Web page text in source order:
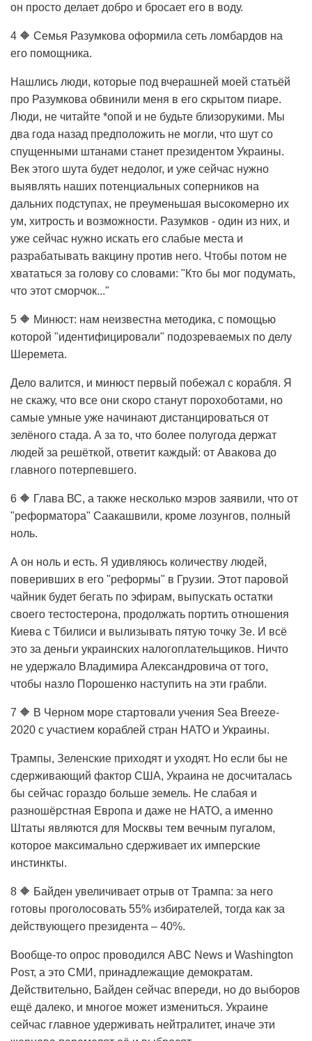
он просто делает добро и бросает его в воду.
4 🔶 Семья Разумкова оформила сеть ломбардов на
его помощника.
Нашлись люди, которые под вчерашней моей статьёй
про Разумкова обвинили меня в его скрытом пиаре.
Люди, не читайте *опой и не будьте близорукими. Мы
два года назад предположить не могли, что шут со
спущенными штанами станет президентом Украины.
Век этого шута будет недолог, и уже сейчас нужно
выявлять наших потенциальных соперников на
дальних подступах, не преуменьшая высокомерно их
ум, хитрость и возможности. Разумков - один из них, и
уже сейчас нужно искать его слабые места и
разрабатывать вакцину против него. Чтобы потом не
хвататься за голову со словами: "Кто бы мог подумать,
что этот сморчок..."
5 🔶 Минюст: нам неизвестна методика, с помощью
которой "идентифицировали" подозреваемых по делу
Шеремета.
Дело валится, и минюст первый побежал с корабля. Я
не скажу, что все они скоро станут порохоботами, но
самые умные уже начинают дистанцироваться от
зелёного стада. А за то, что более полугода держат
людей за решёткой, ответит каждый: от Авакова до
главного потерпевшего.
6 🔶 Глава ВС, а также несколько мэров заявили, что от
"реформатора" Саакашвили, кроме лозунгов, полный
ноль.
А он ноль и есть. Я удивляюсь количеству людей,
поверивших в его "реформы" в Грузии. Этот паровой
чайник будет бегать по эфирам, выпускать остатки
своего тестостерона, продолжать портить отношения
Киева с Тбилиси и вылизывать пятую точку Зе. И всё
это за деньги украинских налогоплательщиков. Ничто
не удержало Владимира Александровича от того,
чтобы назло Порошенко наступить на эти грабли.
7 🔶 В Черном море стартовали учения Sea Breeze-
2020 с участием кораблей стран НАТО и Украины.
Трампы, Зеленские приходят и уходят. Но если бы не
сдерживающий фактор США, Украина не досчиталась
бы сейчас гораздо больше земель. Не слабая и
разношёрстная Европа и даже не НАТО, а именно
Штаты являются для Москвы тем вечным пугалом,
которое максимально сдерживает их имперские
инстинкты.
8 🔶 Байден увеличивает отрыв от Трампа: за него
готовы проголосовать 55% избирателей, тогда как за
действующего президента – 40%.
Вообще-то опрос проводился ABC News и Washington
Posт, а это СМИ, принадлежащие демократам.
Действительно, Байден сейчас впереди, но до выборов
ещё далеко, и многое может измениться. Украине
сейчас главное удерживать нейтралитет, иначе эти